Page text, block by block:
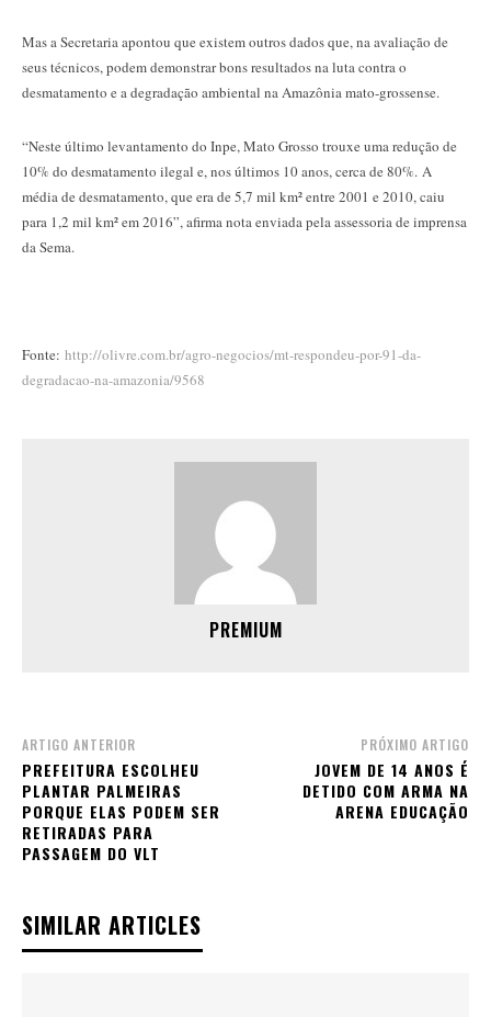
Mas a Secretaria apontou que existem outros dados que, na avaliação de
seus técnicos, podem demonstrar bons resultados na luta contra o
desmatamento e a degradação ambiental na Amazônia mato-grossense.
“Neste último levantamento do Inpe, Mato Grosso trouxe uma redução de
10% do desmatamento ilegal e, nos últimos 10 anos, cerca de 80%. A
média de desmatamento, que era de 5,7 mil km² entre 2001 e 2010, caiu
para 1,2 mil km² em 2016”, afirma nota enviada pela assessoria de imprensa
da Sema.
Fonte: http://olivre.com.br/agro-negocios/mt-respondeu-por-91-da-
degradacao-na-amazonia/9568
PREMIUM
ARTIGO ANTERIOR
PREFEITURA ESCOLHEU
PLANTAR PALMEIRAS
PORQUE ELAS PODEM SER
RETIRADAS PARA
PASSAGEM DO VLT
PRÓXIMO ARTIGO
JOVEM DE 14 ANOS É
DETIDO COM ARMA NA
ARENA EDUCAÇÃO
SIMILAR ARTICLES